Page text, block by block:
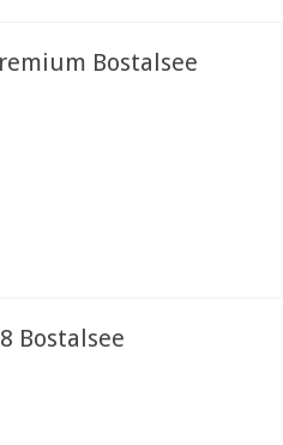
Bostalsee
Bostalsee